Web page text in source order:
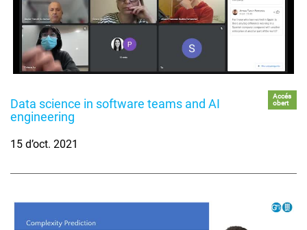
Data science in software teams and AI
engineering
Accés
obert
15 d’oct. 2021